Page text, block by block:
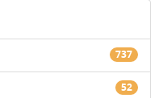
737
52